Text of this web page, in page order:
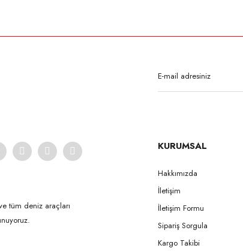
tüm deniz araçları
KURUMSAL
Hakkımızda
İletişim
İletişim Formu
Sipariş Sorgula
Kargo Takibi